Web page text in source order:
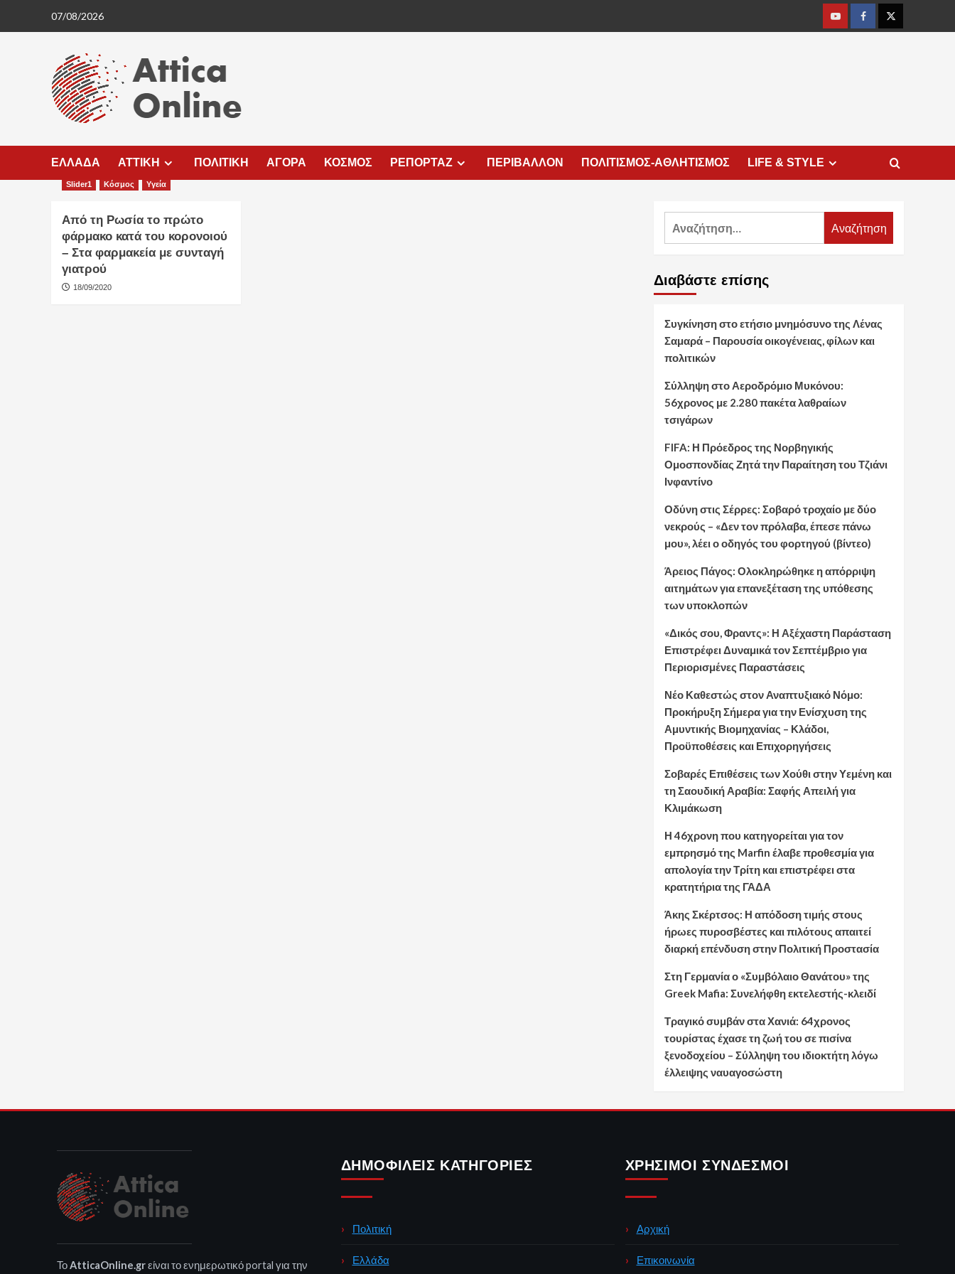
07/08/2026
YoutubeFacebookTwitter
ΕΛΛΑΔΑ ΑΤΤΙΚΗ ΠΟΛΙΤΙΚΗ ΑΓΟΡΑ ΚΟΣΜΟΣ ΡΕΠΟΡΤΑΖ ΠΕΡΙΒΑΛΛΟΝ ΠΟΛΙΤΙΣΜΟΣ-ΑΘΛΗΤΙΣΜΟΣ LIFE & STYLE
Slider1 Κόσμος Υγεία
Από τη Ρωσία το πρώτο
φάρμακο κατά του κορονοιού
– Στα φαρμακεία με συνταγή
γιατρού
18/09/2020
Αναζήτηση
Διαβάστε επίσης
Συγκίνηση στο ετήσιο μνημόσυνο της Λένας
Σαμαρά – Παρουσία οικογένειας, φίλων και
πολιτικών
Σύλληψη στο Αεροδρόμιο Μυκόνου:
56χρονος με 2.280 πακέτα λαθραίων
τσιγάρων
FIFA: Η Πρόεδρος της Νορβηγικής
Ομοσπονδίας Ζητά την Παραίτηση του Τζιάνι
Ινφαντίνο
Οδύνη στις Σέρρες: Σοβαρό τροχαίο με δύο
νεκρούς – «Δεν τον πρόλαβα, έπεσε πάνω
μου», λέει ο οδηγός του φορτηγού (βίντεο)
Άρειος Πάγος: Ολοκληρώθηκε η απόρριψη
αιτημάτων για επανεξέταση της υπόθεσης
των υποκλοπών
«Δικός σου, Φραντς»: Η Αξέχαστη Παράσταση
Επιστρέφει Δυναμικά τον Σεπτέμβριο για
Περιορισμένες Παραστάσεις
Νέο Καθεστώς στον Αναπτυξιακό Νόμο:
Προκήρυξη Σήμερα για την Ενίσχυση της
Αμυντικής Βιομηχανίας – Κλάδοι,
Προϋποθέσεις και Επιχορηγήσεις
Σοβαρές Επιθέσεις των Χούθι στην Υεμένη και
τη Σαουδική Αραβία: Σαφής Απειλή για
Κλιμάκωση
Η 46χρονη που κατηγορείται για τον
εμπρησμό της Marfin έλαβε προθεσμία για
απολογία την Τρίτη και επιστρέφει στα
κρατητήρια της ΓΑΔΑ
Άκης Σκέρτσος: Η απόδοση τιμής στους
ήρωες πυροσβέστες και πιλότους απαιτεί
διαρκή επένδυση στην Πολιτική Προστασία
Στη Γερμανία ο «Συμβόλαιο Θανάτου» της
Greek Mafia: Συνελήφθη εκτελεστής-κλειδί
Τραγικό συμβάν στα Χανιά: 64χρονος
τουρίστας έχασε τη ζωή του σε πισίνα
ξενοδοχείου – Σύλληψη του ιδιοκτήτη λόγω
έλλειψης ναυαγοσώστη
ΤοAtticaOnline.grείναι το ενημερωτικό portal για την
ΔΗΜΟΦΙΛΕΊΣ ΚΑΤΗΓΟΡΊΕΣ
Πολιτική
Ελλάδα
ΧΡΉΣΙΜΟΙ ΣΎΝΔΕΣΜΟΙ
Αρχική
Επικοινωνία